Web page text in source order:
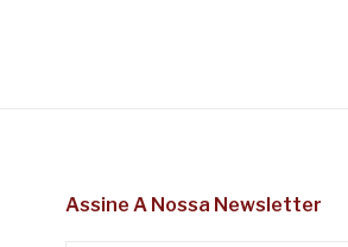
Assine A Nossa Newsletter